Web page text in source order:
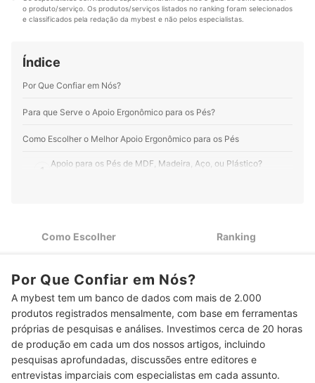
Perfil de Rafael Swoboda
o produto/serviço. Os produtos/serviços listados no ranking foram selecionados
e classificados pela redação da mybest e não pelos especialistas.
Índice
Por Que Confiar em Nós?
Para que Serve o Apoio Ergonômico para os Pés?
Como Escolher o Melhor Apoio Ergonômico para os Pés
1
Apoio para os Pés de MDF, Madeira, Aço, ou Plástico?
3 Avalie o Tamanho e a Portabilidade do Apoio para os Pés
4
Inclinação
5
Para Usar no Trabalho, Verifique se o Apoio para os Pés para
Escritório É Adequado à NR-17
6 Consulte o Limite de Peso Recomendado pelo Fabricante
Top 10 Melhores Apoios Ergonômicos para os Pés
Como Escolher Ranking
Por Que Confiar em Nós?
A mybest tem um banco de dados com mais de 2.000
produtos registrados mensalmente, com base em ferramentas
próprias de pesquisas e análises. Investimos cerca de 20 horas
de produção em cada um dos nossos artigos, incluindo
pesquisas aprofundadas, discussões entre editores e
entrevistas imparciais com especialistas em cada assunto.